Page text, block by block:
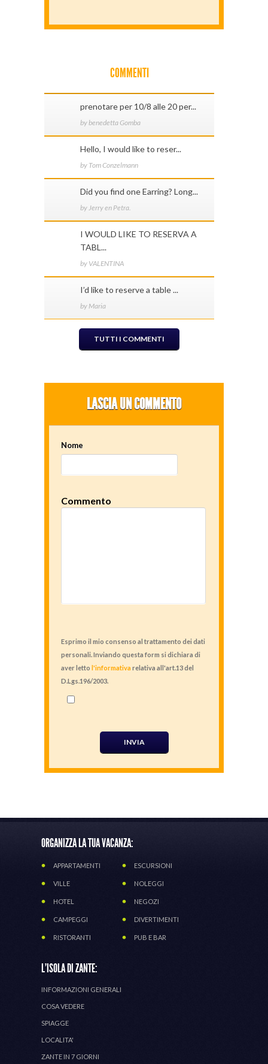
COMMENTI
prenotare per 10/8 alle 20 per...
by benedetta Gomba
Hello, I would like to reser...
by Tom Conzelmann
Did you find one Earring? Long...
by Jerry en Petra.
I WOULD LIKE TO RESERVA A
TABL...
by VALENTINA
I’d like to reserve a table ...
by Maria
TUTTI I COMMENTI
LASCIA UN COMMENTO
Nome
Commento
Esprimo il mio consenso al trattamento dei dati
personali. Inviando questa form si dichiara di
aver letto l'informativa relativa all'art.13 del
D.Lgs.196/2003.
ORGANIZZA LA TUA VACANZA:
APPARTAMENTI ESCURSIONI
VILLE NOLEGGI
HOTEL NEGOZI
CAMPEGGI DIVERTIMENTI
RISTORANTI PUB E BAR
L'ISOLA DI ZANTE:
INFORMAZIONI GENERALI
COSA VEDERE
SPIAGGE
LOCALITA'
ZANTE IN 7 GIORNI